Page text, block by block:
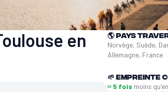
en
🌎 Pays
Norvège, Suède,
Allemagne, France
🌱 Empreinte
≈ 5 fois moins qu'en